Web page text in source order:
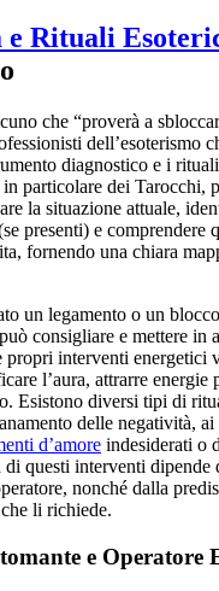
e Rituali
che “proverà a
dell’esoterismo
diagnostico e i
particolare dei Tarocchi,
la situazione attuale,
presenti) e comprendere
fornendo una chiara
un legamento o un
può consigliare e mettere in
interventi energetici
l’aura, attrarre energie
Esistono diversi tipi di
delle negatività,
d’amore indesiderati o
questi interventi dipende
nonché dalla
li richiede.
e Operatore